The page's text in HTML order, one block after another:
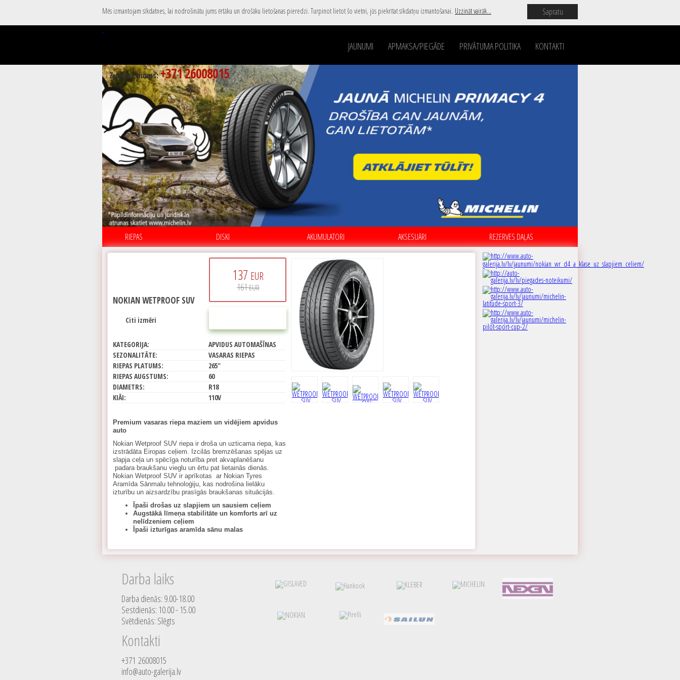
Mēs izmantojam sīkdatnes, lai nodrošinātu jums ērtāku un drošāku lietošanas pieredzi. Turpinot lietot šo vietni, jūs piekrītat sīkdatņu izmantošanai. Uzzināt vairāk... Sapratu
JAUNUMI APMAKSA/PIEGĀDE PRIVĀTUMA POLITIKA KONTAKTI
Zvaniet mums:+371 26008015
RIEPAS DISKI AKUMULATORI AKSESUĀRI REZERVES DAĻAS
137 EUR
161EUR
NOKIAN WETPROOF SUV
Citi izmēri
KATEGORIJA:
APVIDUS AUTOMAŠĪNAS
SEZONALITĀTE:
VASARAS RIEPAS
RIEPAS PLATUMS:
265"
RIEPAS AUGSTUMS:
60
DIAMETRS:
R18
KIĀI:
110V
Premium vasaras riepa maziem un vidējiem apvidus
auto
Nokian Wetproof SUV riepa ir droša un uzticama riepa, kas
izstrādāta Eiropas ceļiem. Izcilās bremzēšanas spējas uz
slapja ceļa un spēcīga noturība pret akvaplanēšanu
padara braukšanu vieglu un ērtu pat lietainās dienās.
Nokian Wetproof SUV ir aprīkotas ar Nokian Tyres
Aramīda Sānmalu tehnoloģiju, kas nodrošina lielāku
izturību un aizsardzību prasīgās braukšanas situācijās.
Īpaši drošas uz slapjiem un sausiem ceļiem
Augstākā līmeņa stabilitāte un komforts arī uz
nelīdzeniem ceļiem
Īpaši izturīgas aramīda sānu malas
Darba laiks
Darba dienās: 9.00-18.00
Sestdienās: 10.00 - 15.00
Svētdienās: Slēgts
Kontakti
+371 26008015
info@auto-galerija.lv